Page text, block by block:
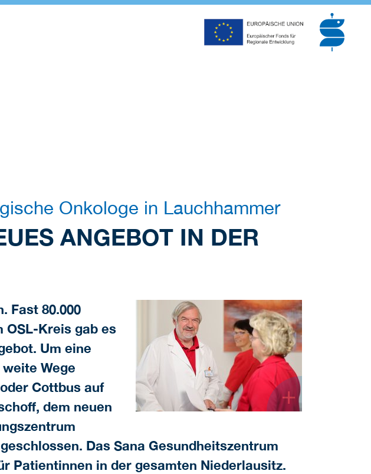
Onkologe in Lauchhammer
ANGEBOT IN DER
+
Fast 80.000
OSL-Kreis gab es
Um eine
Wege
Cottbus auf
dem neuen
Das Sana Gesundheitszentrum
Patientinnen in der gesamten Niederlausitz.